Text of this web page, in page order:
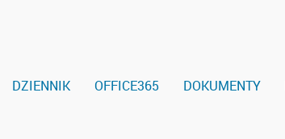
DZIENNIK OFFICE365 DOKUMENTY